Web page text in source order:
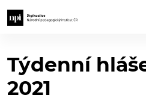
Týdenní
2021